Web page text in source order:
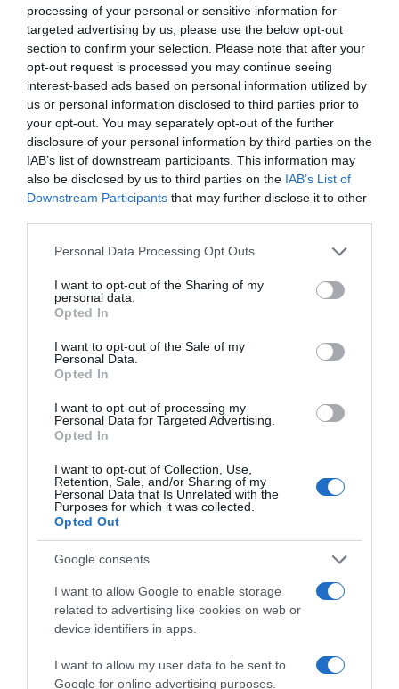
processing of your personal or sensitive information for
targeted advertising by us, please use the below opt-out
section to confirm your selection. Please note that after your
opt-out request is processed you may continue seeing
interest-based ads based on personal information utilized by
us or personal information disclosed to third parties prior to
your opt-out. You may separately opt-out of the further
disclosure of your personal information by third parties on the
IAB’s list of downstream participants. This information may
also be disclosed by us to third parties on the IAB’s List of
Downstream Participants that may further disclose it to other
Please note that this website/app uses one or more Google
not limited to your visit or usage behaviour. You may click to
grant or deny consent to Google and its third-party tags to
use your data for below specified purposes in below Google
consent section.
Personal Data Processing Opt Outs
I want to opt-out of the Sharing of my
personal data.
Opted In
I want to opt-out of the Sale of my
Personal Data.
Opted In
I want to opt-out of processing my
Personal Data for Targeted Advertising.
Opted In
I want to opt-out of Collection, Use,
Retention, Sale, and/or Sharing of my
Personal Data that Is Unrelated with the
Purposes for which it was collected.
Opted Out
Google consents
I want to allow Google to enable storage
related to advertising like cookies on web or
device identifiers in apps.
I want to allow my user data to be sent to
Google for online advertising purposes.
Megosztás: Facebook Twitter Pinterest
Címkék: otthon,praktika,almaecet,bőrkinövések,
leszedése
Korábbi bejegyzések Következő bejegyzés
HASONLÓ BEJEGYZÉSEK
2026-08-10.
Hogyan keltsd fel a figyelmet a társkereső profiloddal?